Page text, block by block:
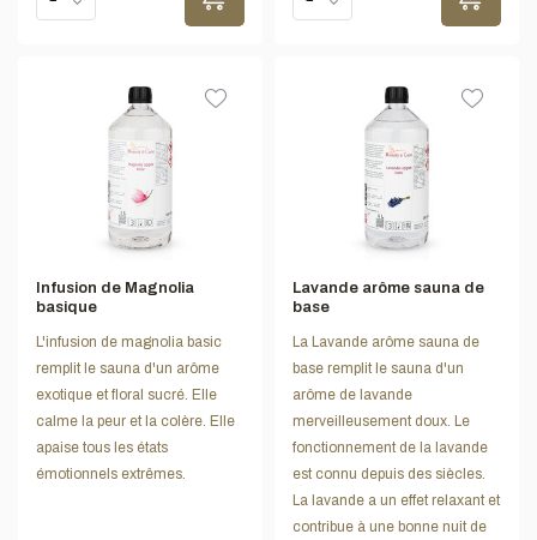
Infusion de Magnolia
basique
L'infusion de magnolia basic
remplit le sauna d'un arôme
exotique et floral sucré. Elle
calme la peur et la colère. Elle
apaise tous les états
émotionnels extrêmes.
Lavande arôme sauna de
base
La Lavande arôme sauna de
base remplit le sauna d'un
arôme de lavande
merveilleusement doux. Le
fonctionnement de la lavande
est connu depuis des siècles.
La lavande a un effet relaxant et
contribue à une bonne nuit de